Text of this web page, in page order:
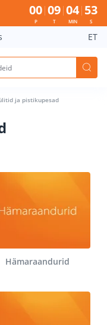
00
P
09
T
04
MIN
52
S
ET
ja pistikupesad
Hämaraandurid